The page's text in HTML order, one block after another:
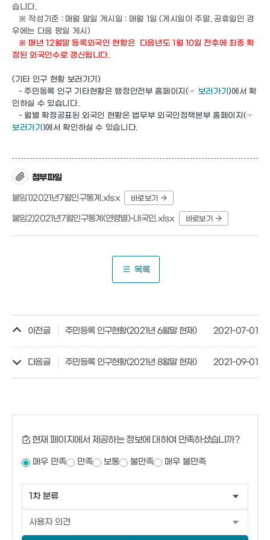
습니다.
※ 작성기준 : 매월 말일 게시일 : 매월 1일 (게시일이 주말, 공휴일인 경
우에는 다음 평일 게 시)
※ 매년 12월말 등록외국인 현황은 다음년도 1월 10일 전후에 최종 확
정된 외국인수로 갱신됩니다.
(기타 인구 현황 보러가기)
- 주민등록 인구 기타현황은 행정안전부 홈페이지(☞ 보러가기 )에서 확
인하실 수 있습니다.
- 월별 확정공표된 외국인 현황은 법무부 외국인정책본부 홈페이지(☞
보러가기 )에서 확인하실 수 있습니다.
첨부파일
붙임1)2021년7월인구통계.xlsx
바로보기
붙임2)2021년7월인구통계(연령별)-내국인.xlsx 바로보기
목록
이전글 주민등록 인구현황(2021년 6월말 현재) 2021-07-01
다음글 주민등록 인구현황(2021년 8월말 현재) 2021-09-01
현재 페이지에서 제공하는 정보에 대하여 만족하셨습니까?
매우 만족 만족 보통 불만족 매우 불만족